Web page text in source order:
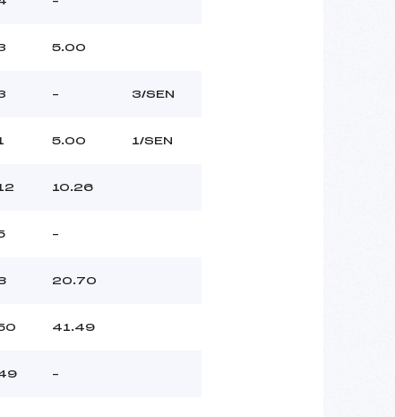
5.00
– 3/SEN
5.00 1/SEN
10.26
–
20.70
41.49
–